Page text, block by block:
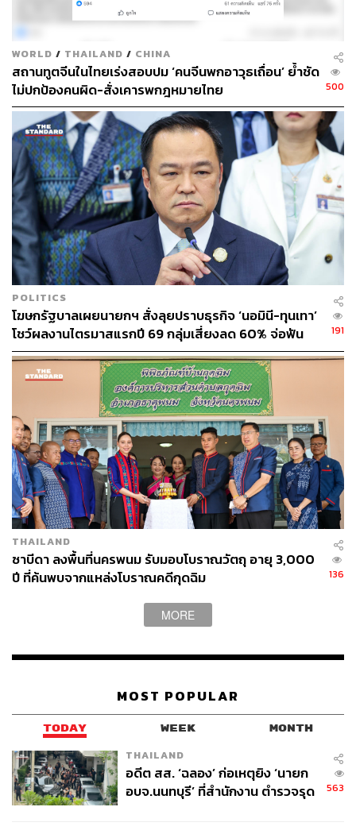
WORLD / THAILAND / CHINA
สถานทูตจีนในไทยเร่งสอบปม ‘คนจีนพกอาวุธเถื่อน’ ย้ำชัด
ไม่ปกป้องคนผิด-สั่งเคารพกฎหมายไทย
500
POLITICS
โฆษกรัฐบาลเผยนายกฯ สั่งลุยปราบธุรกิจ ‘นอมินี-ทุนเทา’
โชว์ผลงานไตรมาสแรกปี 69 กลุ่มเสี่ยงลด 60% จ่อฟัน
ผิดกว่า 6.5 พันราย
191
THAILAND
ซาบีดา ลงพื้นที่นครพนม รับมอบโบราณวัตถุ อายุ 3,000
ปี ที่ค้นพบจากแหล่งโบราณคดีกุดฉิม
136
MORE
MOST POPULAR
TODAY WEEK MONTH
THAILAND
อดีต สส. ‘ฉลอง’ ก่อเหตุยิง ‘นายก
อบจ.นนทบุรี’ ที่สำนักงาน ตำรวจรุด
563